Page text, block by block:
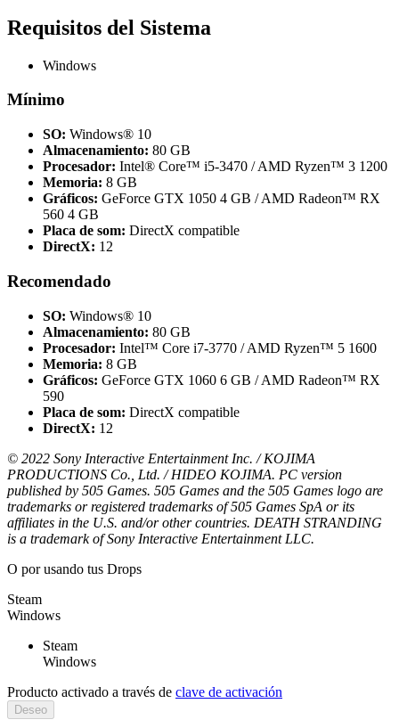
Requisitos del Sistema
Windows
Mínimo
SO: Windows® 10
Almacenamiento: 80 GB
Procesador: Intel® Core™ i5-3470 / AMD Ryzen™ 3 1200
Memoria: 8 GB
Gráficos: GeForce GTX 1050 4 GB / AMD Radeon™ RX
560 4 GB
Placa de som: DirectX compatible
DirectX: 12
Recomendado
SO: Windows® 10
Almacenamiento: 80 GB
Procesador: Intel™ Core i7-3770 / AMD Ryzen™ 5 1600
Memoria: 8 GB
Gráficos: GeForce GTX 1060 6 GB / AMD Radeon™ RX
590
Placa de som: DirectX compatible
DirectX: 12
© 2022 Sony Interactive Entertainment Inc. / KOJIMA
PRODUCTIONS Co., Ltd. / HIDEO KOJIMA. PC version
published by 505 Games. 505 Games and the 505 Games logo are
trademarks or registered trademarks of 505 Games SpA or its
affiliates in the U.S. and/or other countries. DEATH STRANDING
is a trademark of Sony Interactive Entertainment LLC.
O porusando tus Drops
Steam
Windows
Steam
Windows
Producto activado a través de clave de activación
Deseo